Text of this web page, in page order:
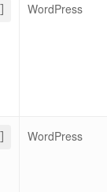
WordPress
WordPress